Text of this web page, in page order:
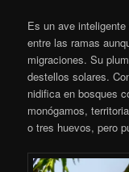
Es un ave
entre las ramas
migraciones. Su
destellos solares.
nidifica en bosques
monógamos,
o tres huevos, pero